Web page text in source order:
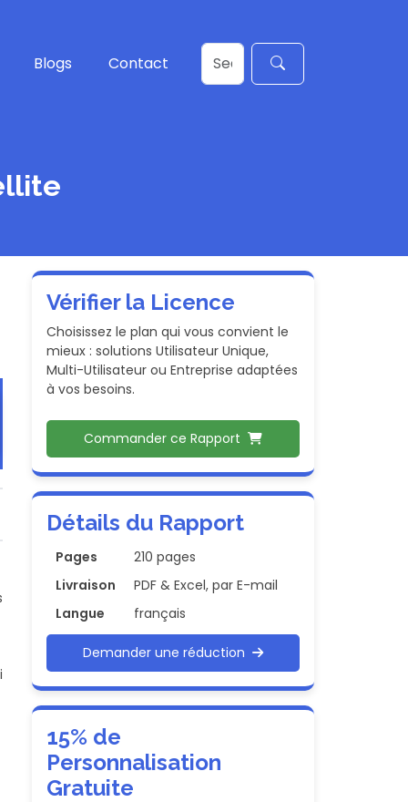
Blogs Contact
Vérifier la Licence
Choisissez le plan qui vous convient le
mieux : solutions Utilisateur Unique,
Multi-Utilisateur ou Entreprise adaptées
à vos besoins.
Commander ce Rapport
Détails du Rapport
Pages
210 pages
Livraison
PDF & Excel, par E-mail
Langue
français
Demander une réduction
15% de
Personnalisation
Gratuite